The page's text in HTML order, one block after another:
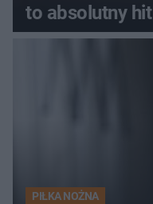
to absolutny hit
PIŁKA NOŻNA